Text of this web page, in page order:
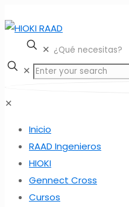
✕
✕
✕
Inicio
RAAD Ingenieros
HIOKI
Gennect Cross
Cursos